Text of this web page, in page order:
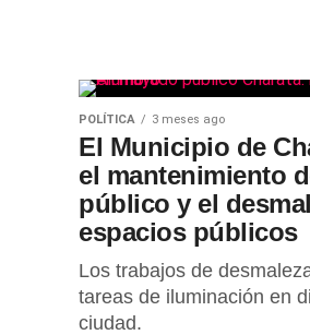
POLÍTICA 3 meses ago
El Municipio de
el mantenimiento
público y el
espacios públicos
Los trabajos de
tareas de iluminación en
ciudad.